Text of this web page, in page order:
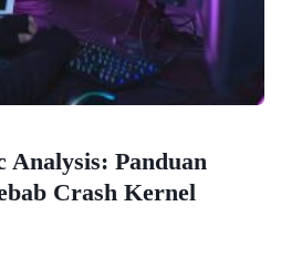
Panduan
Crash Kernel